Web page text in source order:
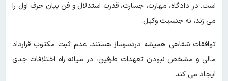
است. در دادگاه، مهارت، جسارت، قدرت استدلال و فن بیان حرف اول را
می زند، نه جنسیت وکیل.
توافقات شفاهی همیشه دردسرساز هستند. عدم ثبت مکتوب قرارداد
مالی و مشخص نبودن تعهدات طرفین، در میانه راه اختلافات جدی
ایجاد می کند.